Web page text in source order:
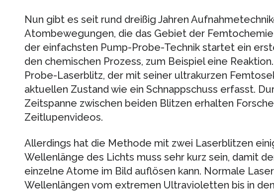
Nun gibt es seit rund dreißig Jahren
Atombewegungen, die das Gebiet der
der einfachsten Pump-Probe-Technik startet ein
den chemischen Prozess, zum Beispiel eine
Probe-Laserblitz, der mit seiner ultrakurzen
aktuellen Zustand wie ein Schnappschuss erfasst.
Zeitspanne zwischen beiden Blitzen erhalten
Zeitlupenvideos.
Allerdings hat die Methode mit zwei Laserblitzen
Wellenlänge des Lichts muss sehr kurz sein, damit
einzelne Atome im Bild auflösen kann. Normale
Wellenlängen vom extremen Ultravioletten bis in